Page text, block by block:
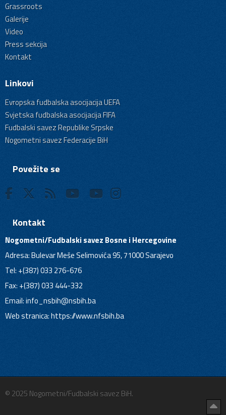
Grassroots
Galerije
Video
Press sekcija
Kontakt
Linkovi
Evropska fudbalska asocijacija UEFA
Svjetska fudbalska asocijacija FIFA
Fudbalski savez Republike Srpske
Nogometni savez Federacije BiH
Povežite se
Kontakt
Nogometni/Fudbalski savez Bosne i Hercegovine
Adresa: Bulevar Meše Selimovića 95, 71000 Sarajevo
Tel: +(387) 033 276-676
Fax: +(387) 033 444-332
Email:info_nsbih@nsbih.ba
Web stranica: https://www.nfsbih.ba
© 2025 Nogometni/Fudbalski savez BiH.